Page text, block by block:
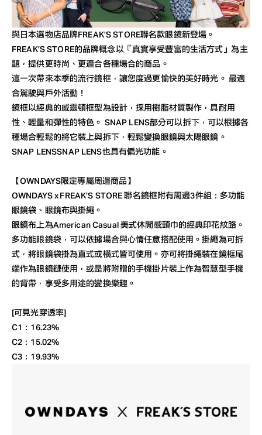
與日本選物店品牌FREAK’S STORE聯名款眼鏡新登場。
FREAK’S STORE的品牌概念以『真實享受豐富的生活方式」為主
題，提供更時尚、更適合各種場合的商品。
這一次帶來本季的流行鏡框，讓您度過更愉快的美好時光。 最適
合駕駛與戶外活動！
鏡框以經典的威靈頓框型為設計，採用樹脂材質製作，具耐用
性、輕量和彈性的特色。 SNAP LENS部分可以拆下，可以根據各
種場合輕鬆的將它裝上與拆下，輕鬆變換眼鏡與太陽眼鏡。
SNAP LENSSNAP LENS也具有偏光功能。
【OWNDAYS限定專屬周邊商品】
OWNDAYS x FREAK’S STORE 聯名鏡框附有周邊3件組：多功能
眼鏡袋、眼鏡布與掛繩。
眼鏡布上為American Casual 美式休閒感頭巾的經典印花紋路。
多功能眼鏡袋，可以依據場合與心情任意搭配使用。掛繩為可拆
式，將眼鏡袋掛為直式或橫式皆可使用。亦可將掛繩裝在鏡框尾
端作為眼鏡鏈使用，或是將附贈的手機掛片裝上作為智慧型手機
的背帶，享受多用途的變換樂趣。
[可見光穿透率]
C1：16.23%
C2：15.02%
C3：19.93%